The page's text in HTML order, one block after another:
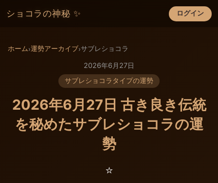
ショコラの神秘 ✨ ログイン
×
ホーム›運勢アーカイブ›サブレショコラ
2026年6月27日
サブレショコラタイプの運勢
2026年6月27日 古き良き伝統
を秘めたサブレショコラの運
勢
⭐️